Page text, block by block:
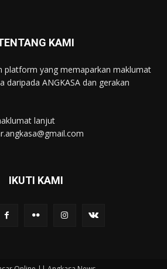
KAMI
platform yang memaparkan maklumat
daripada ANGKASA dan gerakan
lanjut
IKUTI KAMI